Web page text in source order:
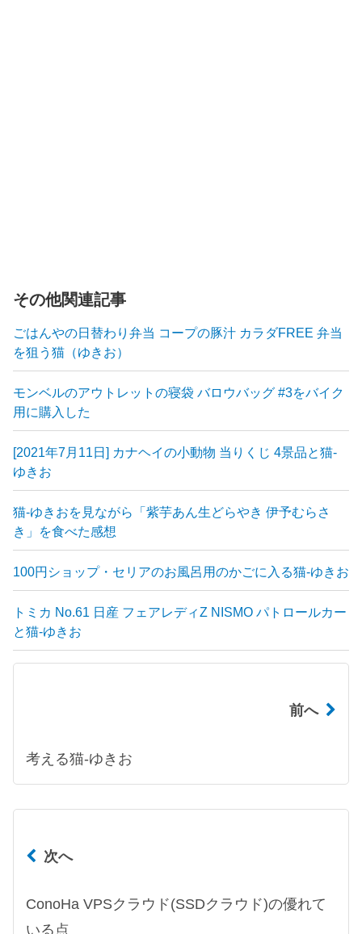
その他関連記事
ごはんやの日替わり弁当 コープの豚汁 カラダFREE 弁当
を狙う猫（ゆきお）
モンベルのアウトレットの寝袋 バロウバッグ #3をバイク
用に購入した
[2021年7月11日] カナヘイの小動物 当りくじ 4景品と猫-
ゆきお
猫-ゆきおを見ながら「紫芋あん生どらやき 伊予むらさ
き」を食べた感想
100円ショップ・セリアのお風呂用のかごに入る猫-ゆきお
トミカ No.61 日産 フェアレディZ NISMO パトロールカー
と猫-ゆきお
前へ
考える猫-ゆきお
次へ
ConoHa VPSクラウド(SSDクラウド)の優れて
いる点